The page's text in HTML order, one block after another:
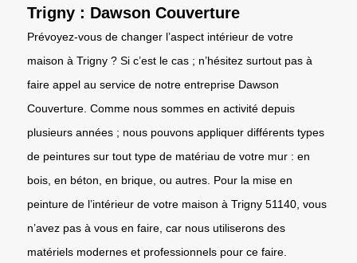
Trigny : Dawson Couverture
Prévoyez-vous de changer l’aspect intérieur de votre
maison à Trigny ? Si c’est le cas ; n’hésitez surtout pas à
faire appel au service de notre entreprise Dawson
Couverture. Comme nous sommes en activité depuis
plusieurs années ; nous pouvons appliquer différents types
de peintures sur tout type de matériau de votre mur : en
bois, en béton, en brique, ou autres. Pour la mise en
peinture de l’intérieur de votre maison à Trigny 51140, vous
n’avez pas à vous en faire, car nous utiliserons des
matériels modernes et professionnels pour ce faire.